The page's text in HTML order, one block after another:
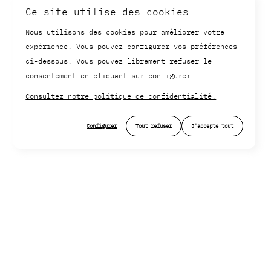
Ce site utilise des cookies
Nous utilisons des cookies pour améliorer votre
expérience. Vous pouvez configurer vos préférences
ci-dessous. Vous pouvez librement refuser le
consentement en cliquant sur configurer.
Consultez notre politique de confidentialité.
Configurer Tout refuser J'accepte tout